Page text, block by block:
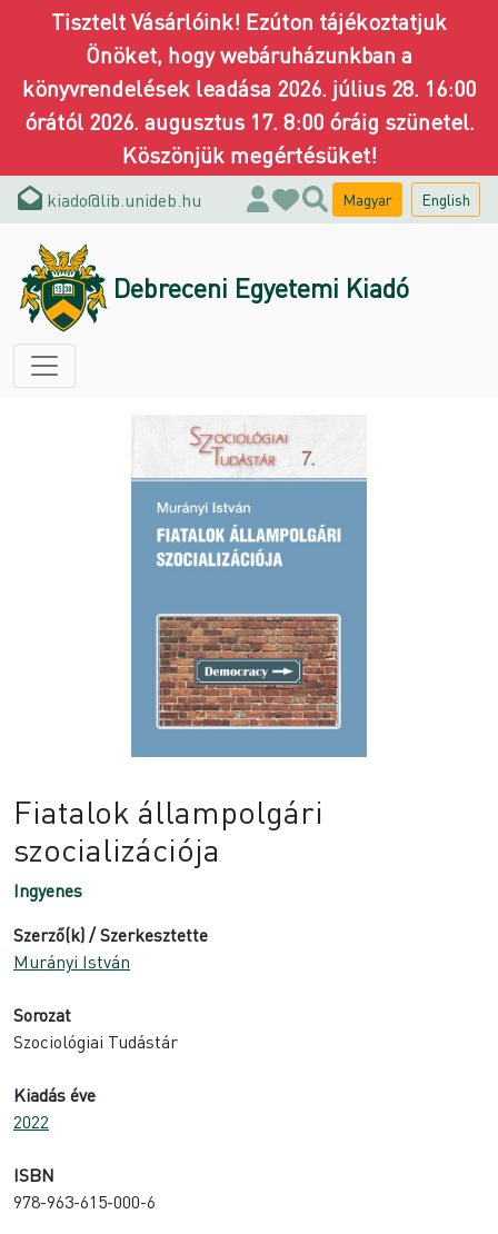
Tisztelt Vásárlóink! Ezúton tájékoztatjuk
Önöket, hogy webáruházunkban a
könyvrendelések leadása 2026. július 28. 16:00
órától 2026. augusztus 17. 8:00 óráig szünetel.
Köszönjük megértésüket!
kiado@lib.unideb.hu Magyar English
Debreceni Egyetemi Kiadó
Fiatalok állampolgári
szocializációja
Ingyenes
Szerző(k) / Szerkesztette
Murányi István
Sorozat
Szociológiai Tudástár
Kiadás éve
2022
ISBN
978-963-615-000-6